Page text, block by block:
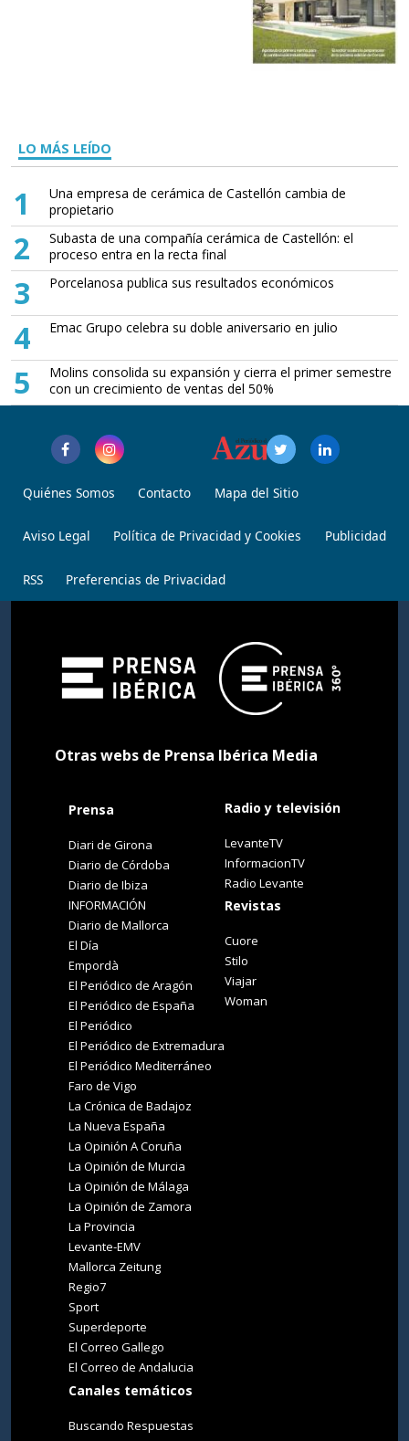
LO MÁS LEÍDO
1
Una empresa de cerámica de Castellón cambia de
propietario
2
Subasta de una compañía cerámica de Castellón: el
proceso entra en la recta final
3 Porcelanosa publica sus resultados económicos
4 Emac Grupo celebra su doble aniversario en julio
5
Molins consolida su expansión y cierra el primer semestre
con un crecimiento de ventas del 50%
Quiénes Somos Contacto Mapa del Sitio
Aviso Legal Política de Privacidad y Cookies Publicidad
RSS Preferencias de Privacidad
Otras webs de Prensa Ibérica Media
Prensa
Diari de Girona
Diario de Córdoba
Diario de Ibiza
INFORMACIÓN
Diario de Mallorca
El Día
Empordà
El Periódico de Aragón
El Periódico de España
El Periódico
El Periódico de Extremadura
El Periódico Mediterráneo
Faro de Vigo
La Crónica de Badajoz
La Nueva España
La Opinión A Coruña
La Opinión de Murcia
La Opinión de Málaga
La Opinión de Zamora
La Provincia
Levante-EMV
Mallorca Zeitung
Regio7
Sport
Superdeporte
El Correo Gallego
El Correo de Andalucia
Canales temáticos
Buscando Respuestas
Radio y televisión
LevanteTV
InformacionTV
Radio Levante
Revistas
Cuore
Stilo
Viajar
Woman